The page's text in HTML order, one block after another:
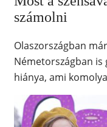
számolni
Olaszországban
Németországban is
hiánya, ami